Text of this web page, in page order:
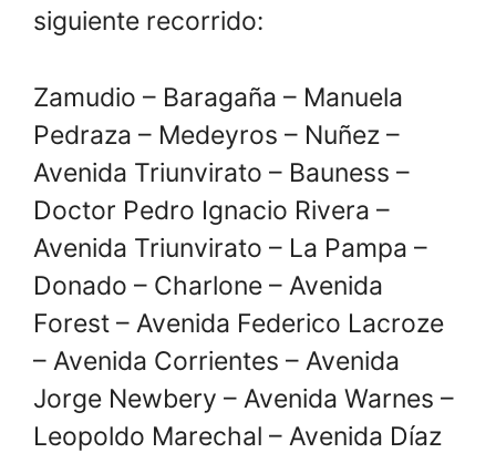
siguiente recorrido:
Zamudio – Baragaña – Manuela
Pedraza – Medeyros – Nuñez –
Avenida Triunvirato – Bauness –
Doctor Pedro Ignacio Rivera –
Avenida Triunvirato – La Pampa –
Donado – Charlone – Avenida
Forest – Avenida Federico Lacroze
– Avenida Corrientes – Avenida
Jorge Newbery – Avenida Warnes –
Leopoldo Marechal – Avenida Díaz